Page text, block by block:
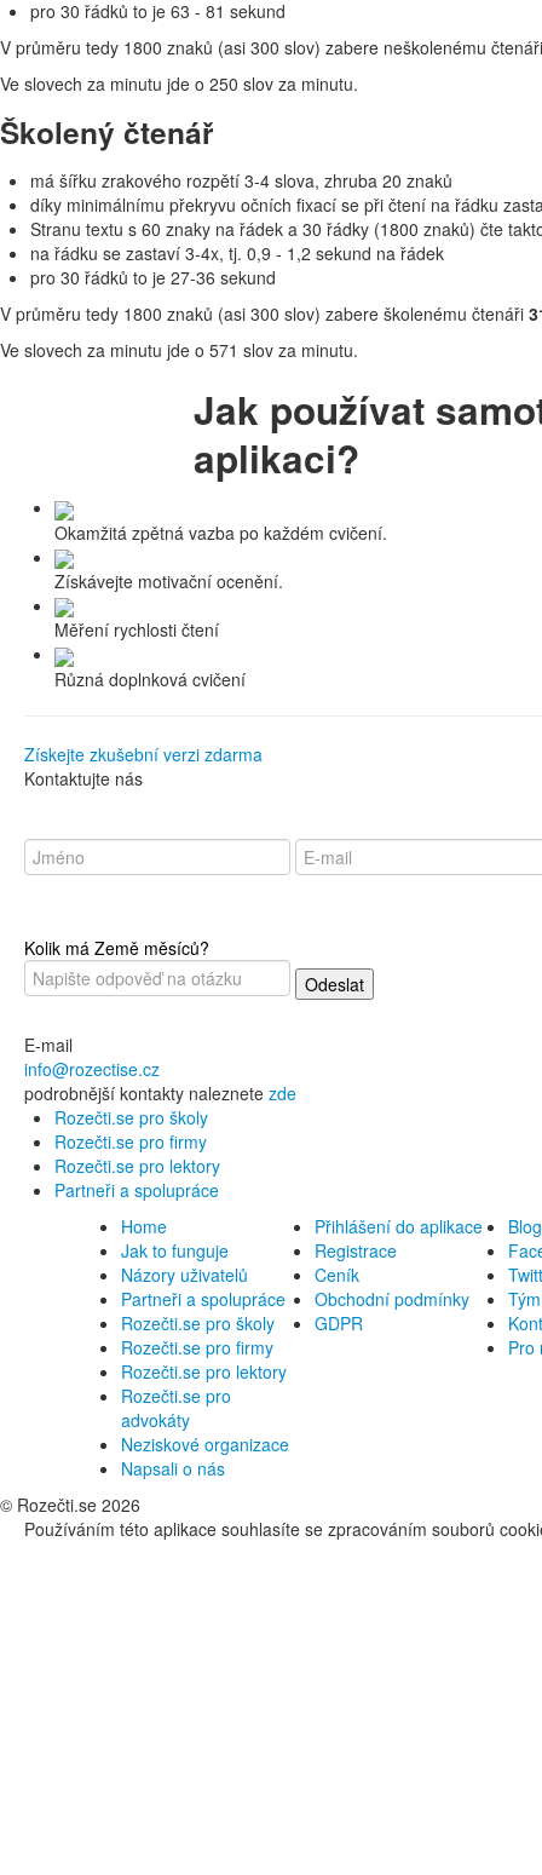
pro 30 řádků to je 63 - 81 sekund
V průměru tedy 1800 znaků (asi 300 slov) zabere neškolenému
Ve slovech za minutu jde o 250 slov za minutu.
Školený čtenář
má šířku zrakového rozpětí 3-4 slova, zhruba 20 znaků
díky minimálnímu překryvu očních fixací se při čtení na řádku
Stranu textu s 60 znaky na řádek a 30 řádky (1800 znaků) čte
na řádku se zastaví 3-4x, tj. 0,9 - 1,2 sekund na řádek
pro 30 řádků to je 27-36 sekund
V průměru tedy 1800 znaků (asi 300 slov) zabere školenému čtenáři
Ve slovech za minutu jde o 571 slov za minutu.
Jak používat
aplikaci?
Okamžitá zpětná vazba po každém cvičení.
Získávejte motivační ocenění.
Měření rychlosti čtení
Různá doplnková cvičení
Získejte zkušební verzi zdarma
Kontaktujte nás
Kolik má Země měsíců?
E-mail
info@rozectise.cz
podrobnější kontakty naleznete zde
Rozečti.se pro školy
Rozečti.se pro firmy
Rozečti.se pro lektory
Partneři a spolupráce
Home
Jak to funguje
Názory uživatelů
Partneři a spolupráce
Rozečti.se pro školy
Rozečti.se pro firmy
Rozečti.se pro lektory
Rozečti.se pro
advokáty
Neziskové organizace
Napsali o nás
Přihlášení do aplikace
Registrace
Ceník
Obchodní podmínky
GDPR
Pro
© Rozečti.se 2026
Používáním této aplikace souhlasíte se zpracováním souborů